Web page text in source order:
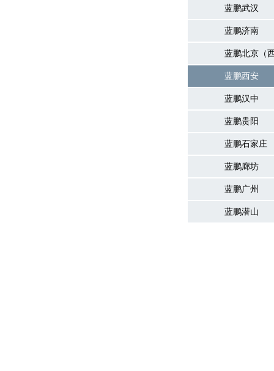
蓝鹏武汉
蓝鹏济南
蓝鹏北京（
蓝鹏西安
蓝鹏汉中
蓝鹏贵阳
蓝鹏石家庄
蓝鹏廊坊
蓝鹏广州
蓝鹏潜山